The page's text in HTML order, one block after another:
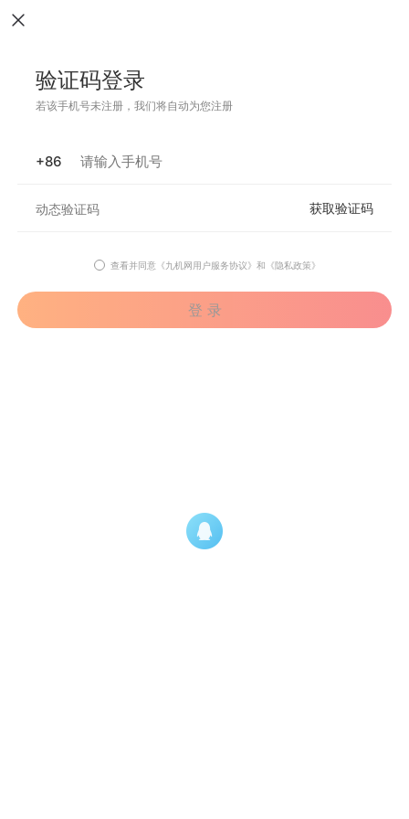
验证码登录
若该手机号未注册，我们将自动为您注册
+86
获取验证码
查看并同意 《九机网用户服务协议》 和 《隐私政策》
登 录